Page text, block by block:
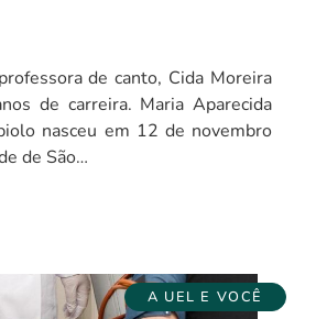
de canto, Cida Moreira
de carreira. Maria Aparecida
nasceu em 12 de novembro
de São…
A UEL E VOCÊ